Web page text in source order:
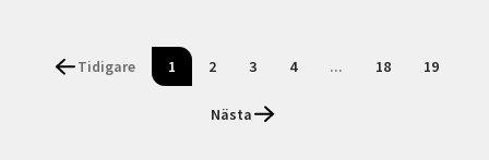
Tidigare 1 2 3 4 ... 18 19
Nästa